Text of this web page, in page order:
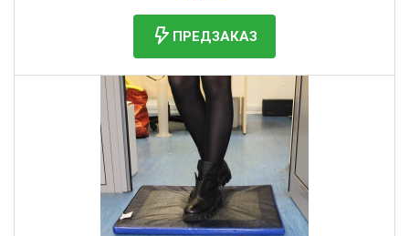
ПРЕДЗАКАЗ